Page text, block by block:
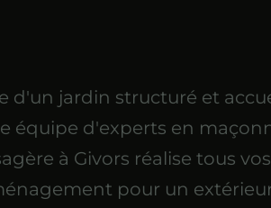
d'un jardin structuré et
équipe d'experts en
à Givors réalise tous
pour un